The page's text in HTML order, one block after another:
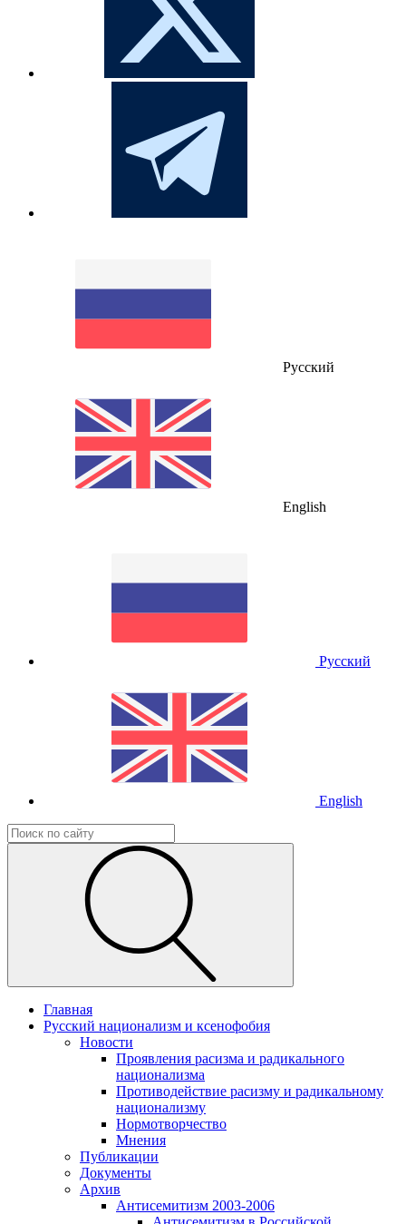
Русский
English
Русский
English
Главная
Русский национализм и ксенофобия
Новости
Проявления расизма и радикального
национализма
Противодействие расизму и радикальному
национализму
Нормотворчество
Мнения
Публикации
Документы
Архив
Антисемитизм 2003-2006